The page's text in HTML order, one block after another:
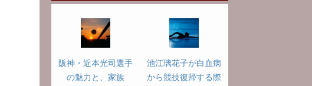
阪神・近本光司選手
の魅力と、家族
池江璃花子が白血病
から競技復帰する際